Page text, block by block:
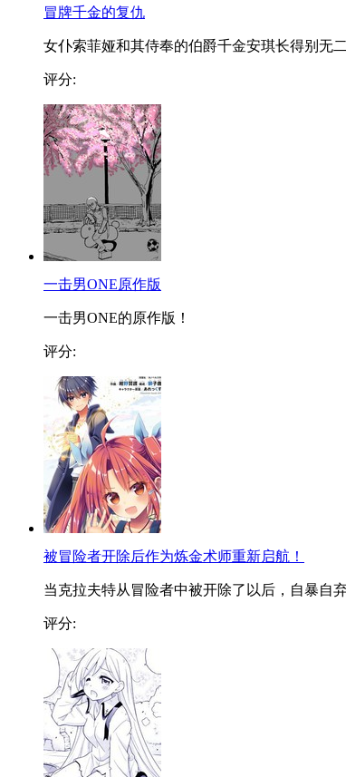
冒牌千金的复仇
女仆索菲娅和其侍奉的伯爵千金安琪长得别无
评分:
一击男ONE原作版
一击男ONE的原作版！
评分:
被冒险者开除后作为炼金术师重新启航！
当克拉夫特从冒险者中被开除了以后，自暴自
评分: